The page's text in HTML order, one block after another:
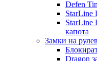
Defen
StarLine
StarLine
капота
Замки на
Dragon